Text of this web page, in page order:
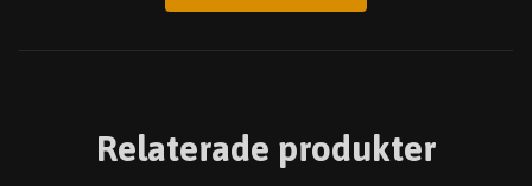
Relaterade produkter